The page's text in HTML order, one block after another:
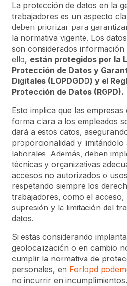
La protección de datos en la
trabajadores es un aspecto
deben priorizar para
la normativa vigente. Los
son considerados
ello, están protegidos por la
Protección de Datos y
Digitales (LOPDGDD) y el
Protección de Datos (RGPD).
Esto implica que las
forma clara a los empleados
dará a estos datos,
proporcionalidad y limitándolo
laborales. Además, deben
técnicas y organizativas
accesos no autorizados o
respetando siempre los
trabajadores, como el
supresión y la limitación del
datos.
Si estás considerando
geolocalización o en cambio
cumplir la normativa de
personales, en Forlopd
no incurrir en incumplimientos.